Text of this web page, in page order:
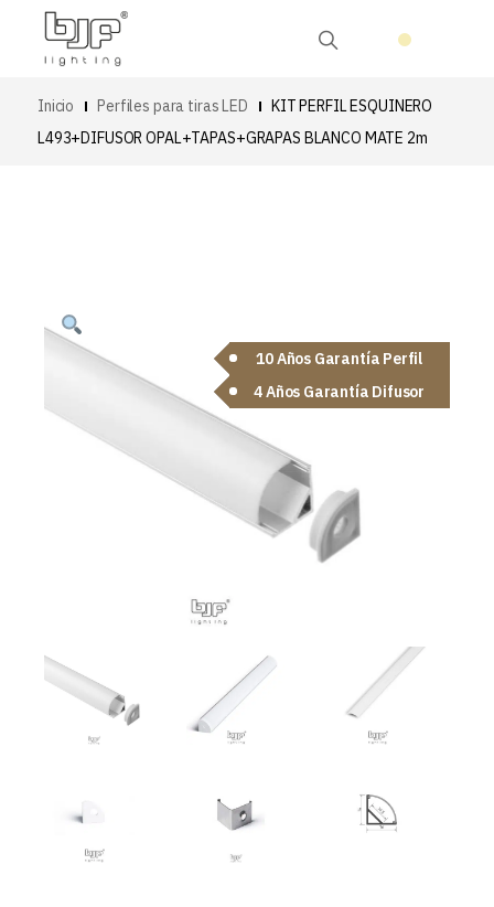
Inicio Perfiles para tiras LED
KIT PERFIL ESQUINERO
L493+DIFUSOR OPAL+TAPAS+GRAPAS BLANCO MATE 2m
10 Años Garantía Perfil
4 Años Garantía Difusor